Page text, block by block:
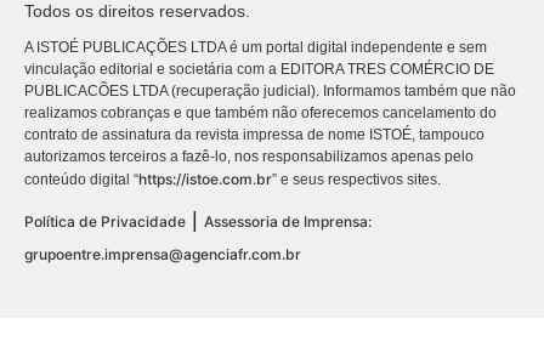
Todos os direitos reservados.
A ISTOÉ PUBLICAÇÕES LTDA é um portal digital independente e sem
vinculação editorial e societária com a EDITORA TRES COMÉRCIO DE
PUBLICACÕES LTDA (recuperação judicial). Informamos também que não
realizamos cobranças e que também não oferecemos cancelamento do
contrato de assinatura da revista impressa de nome ISTOÉ, tampouco
autorizamos terceiros a fazê-lo, nos responsabilizamos apenas pelo
conteúdo digital “https://istoe.com.br” e seus respectivos sites.
Política de Privacidade
Assessoria de Imprensa:
grupoentre.imprensa@agenciafr.com.br